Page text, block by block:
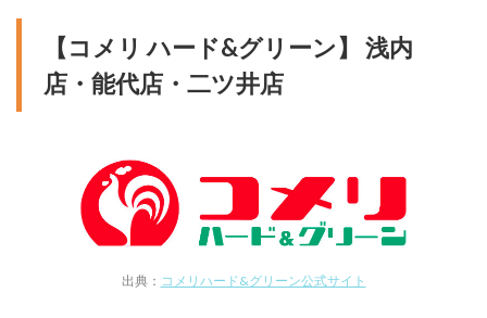
【コメリ ハード&グリーン】 浅内
店・能代店・二ツ井店
出典： コメリハード&グリーン公式サイト